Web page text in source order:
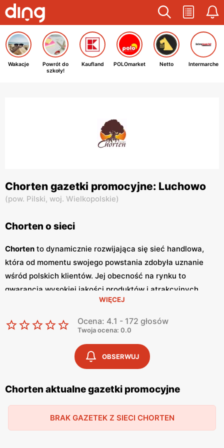
Wakacje
Powrót do
szkoły!
Kaufland POLOmarket Netto Intermarche
Chorten gazetki promocyjne: Luchowo
(pow. Pilski, woj. Wielkopolskie)
Chorten o sieci
Chorten to dynamicznie rozwijająca się sieć handlowa,
która od momentu swojego powstania zdobyła uznanie
wśród polskich klientów. Jej obecność na rynku to
gwarancja wysokiej jakości produktów i atrakcyjnych
Chortenzlokalizowane są głównie w
północno-wschodniej Polsce, a ich oferta obejmuje szeroki
wachlarz artykułów spożywczych oraz przemysłowych,
dostosowanych do potrzeb codziennego życia. Kluczowym
elementem strategii marketingowej sieci
regularnie wydawanegazetki promocyjne
cenne źródło informacji o bieżących
promocjach
Gazetki promocyjne
ukazują się co dwa
atrakcyjnych ofert oraz planowanie zakupów w sposób
WIĘCEJ
Ocena: 4.1 - 172 głosów
Twoja ocena: 0.0
OBSERWUJ
Chorten aktualne gazetki promocyjne
BRAK GAZETEK Z SIECI CHORTEN